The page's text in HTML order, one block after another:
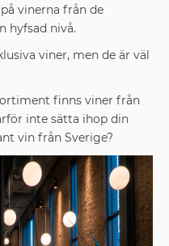
vinerna från de
hyfsad nivå.
viner, men de är väl
finns viner från
inte sätta ihop din
vin från Sverige?